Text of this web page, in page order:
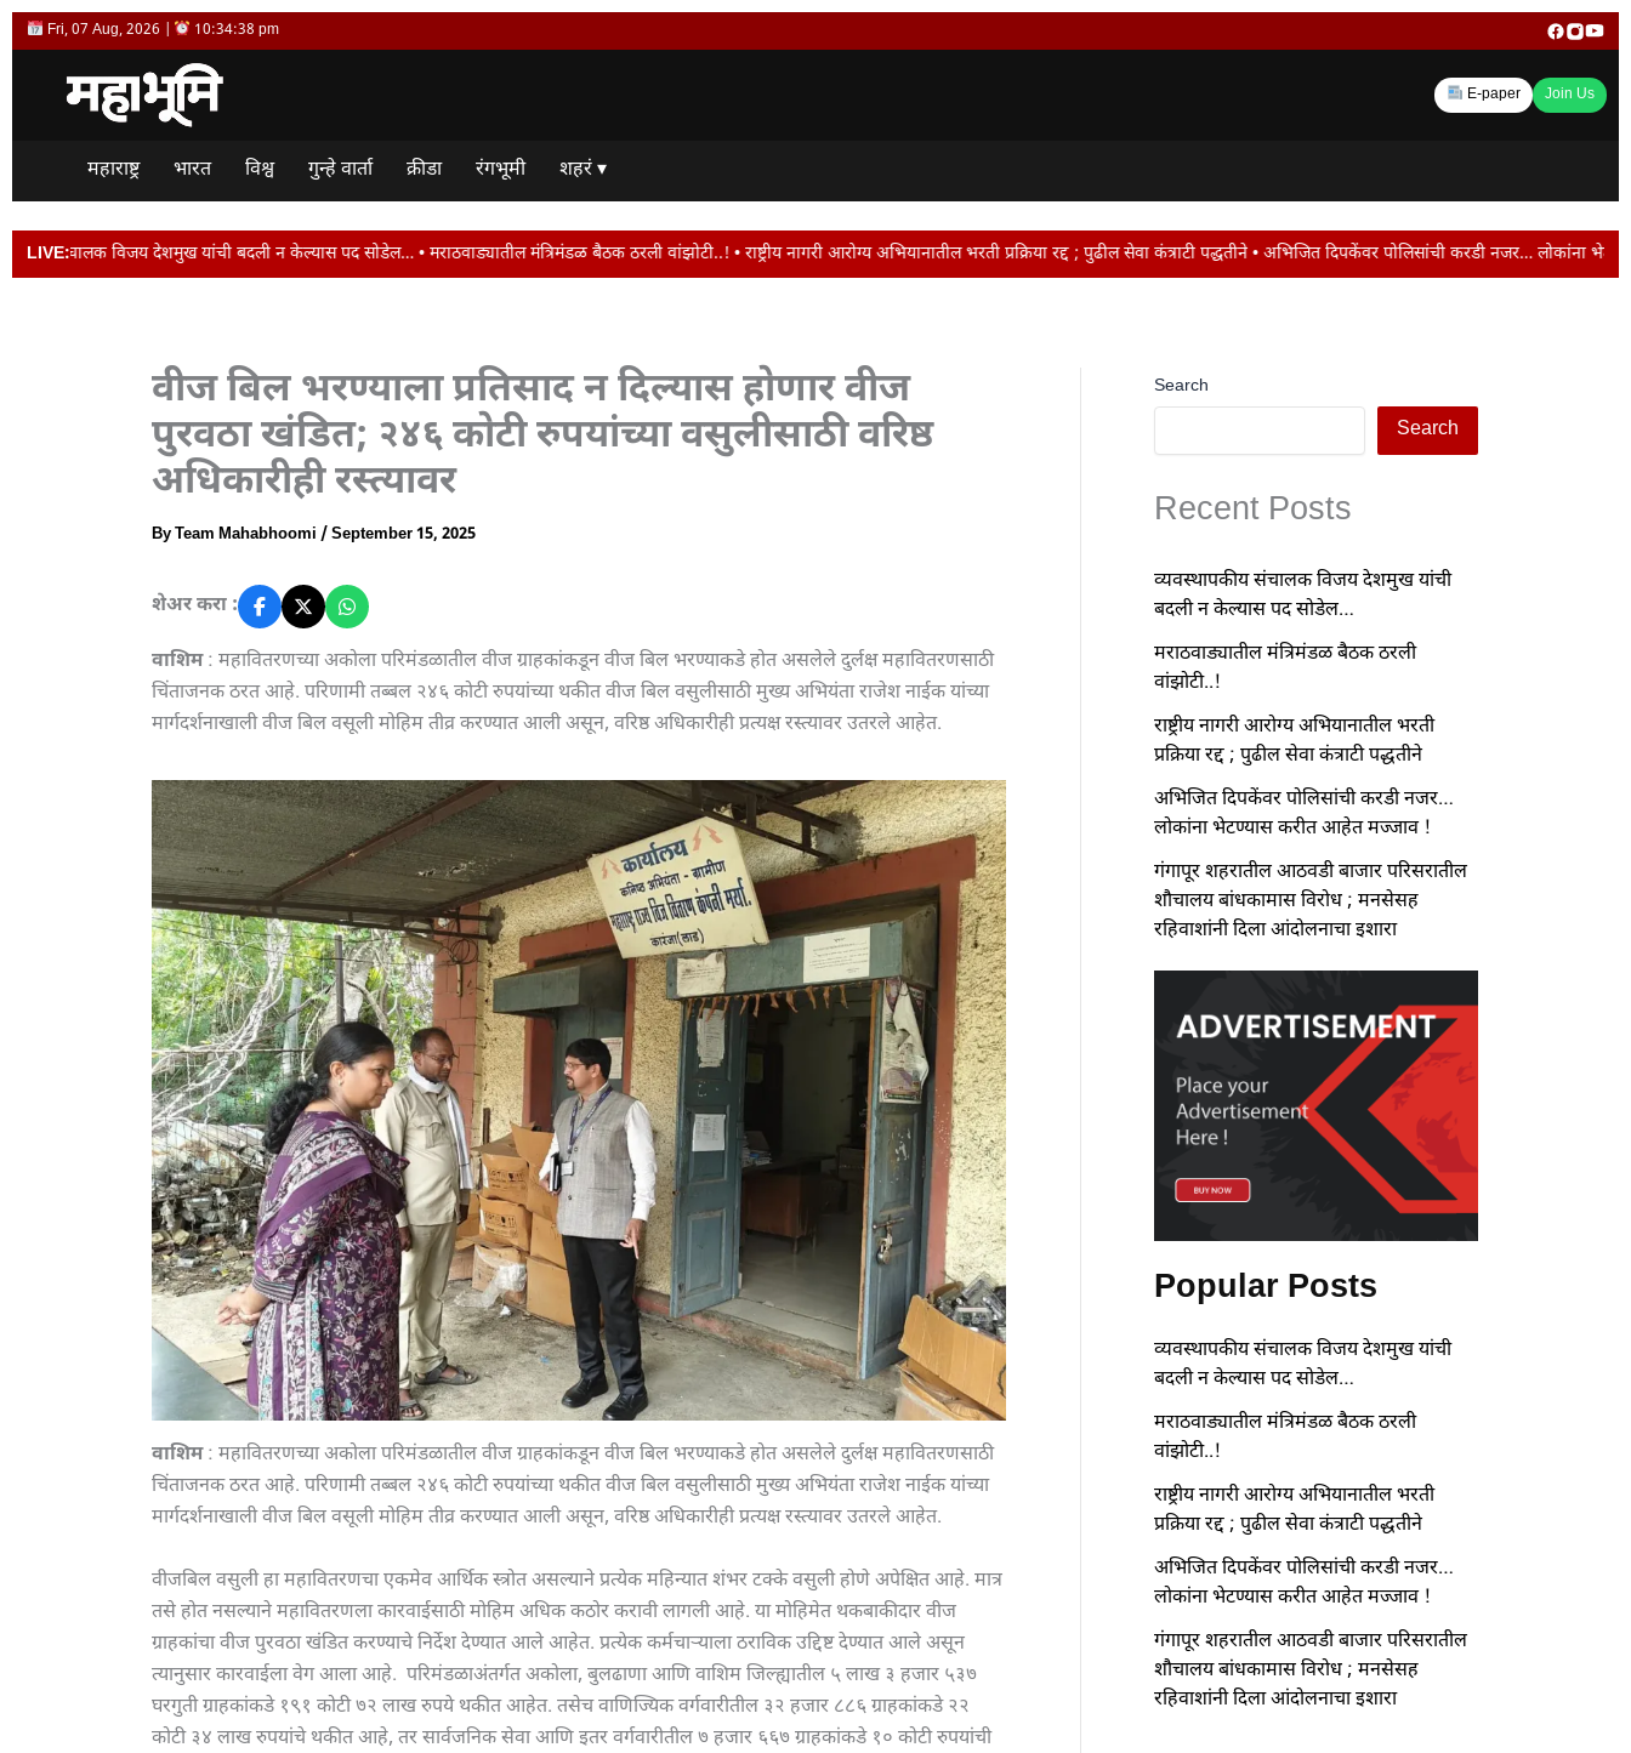
Skip
to
Fri, 07 Aug, 2026 | 10:34:39 pm
E-paper Join Us
महाराष्ट्र भारत विश्व गुन्हे वार्ता क्रीडा रंगभूमी शहरं ▾
LIVE:
यांची बदली न केल्यास पद सोडेल… • मराठवाड्यातील मंत्रिमंडळ बैठक ठरली वांझोटी..! • राष्ट्रीय नागरी आरोग्य अभियानातील भरती प्रक्रिया रद्द ; पुढील सेवा कंत्राटी पद्धतीने • अभिजित दिपकेंवर पोलिसांची करडी नजर… लोकांना भेटण्यास करीत आहेत मज्जाव
वीज बिल भरण्याला प्रतिसाद न दिल्यास होणार वीज
पुरवठा खंडित; २४६ कोटी रुपयांच्या वसुलीसाठी वरिष्ठ
अधिकारीही रस्त्यावर
ByTeam Mahabhoomi /September 15, 2025
शेअर करा :
वाशिम: महावितरणच्या अकोला परिमंडळातील वीज ग्राहकांकडून वीज बिल भरण्याकडे होत असलेले दुर्लक्ष महावितरणसाठी
चिंताजनक ठरत आहे. परिणामी तब्बल २४६ कोटी रुपयांच्या थकीत वीज बिल वसुलीसाठी मुख्य अभियंता राजेश नाईक यांच्या
मार्गदर्शनाखाली वीज बिल वसूली मोहिम तीव्र करण्यात आली असून, वरिष्ठ अधिकारीही प्रत्यक्ष रस्त्यावर उतरले आहेत.
वाशिम: महावितरणच्या अकोला परिमंडळातील वीज ग्राहकांकडून वीज बिल भरण्याकडे होत असलेले दुर्लक्ष महावितरणसाठी
चिंताजनक ठरत आहे. परिणामी तब्बल २४६ कोटी रुपयांच्या थकीत वीज बिल वसुलीसाठी मुख्य अभियंता राजेश नाईक यांच्या
मार्गदर्शनाखाली वीज बिल वसूली मोहिम तीव्र करण्यात आली असून, वरिष्ठ अधिकारीही प्रत्यक्ष रस्त्यावर उतरले आहेत.
वीजबिल वसुली हा महावितरणचा एकमेव आर्थिक स्त्रोत असल्याने प्रत्येक महिन्यात शंभर टक्के वसुली होणे अपेक्षित आहे. मात्र
तसे होत नसल्याने महावितरणला कारवाईसाठी मोहिम अधिक कठोर करावी लागली आहे. या मोहिमेत थकबाकीदार वीज
ग्राहकांचा वीज पुरवठा खंडित करण्याचे निर्देश देण्यात आले आहेत. प्रत्येक कर्मचार्‍याला ठराविक उद्दिष्ट देण्यात आले असून
त्यानुसार कारवाईला वेग आला आहे. परिमंडळाअंतर्गत अकोला, बुलढाणा आणि वाशिम जिल्ह्यातील ५ लाख ३ हजार ५३७
घरगुती ग्राहकांकडे १९१ कोटी ७२ लाख रुपये थकीत आहेत. तसेच वाणिज्यिक वर्गवारीतील ३२ हजार ८८६ ग्राहकांकडे २२
कोटी ३४ लाख रुपयांचे थकीत आहे, तर सार्वजनिक सेवा आणि इतर वर्गवारीतील ७ हजार ६६७ ग्राहकांकडे १० कोटी रुपयांची
Search
Search
Recent Posts
व्यवस्थापकीय संचालक विजय देशमुख यांची
बदली न केल्यास पद सोडेल…
मराठवाड्यातील मंत्रिमंडळ बैठक ठरली
वांझोटी..!
राष्ट्रीय नागरी आरोग्य अभियानातील भरती
प्रक्रिया रद्द ; पुढील सेवा कंत्राटी पद्धतीने
अभिजित दिपकेंवर पोलिसांची करडी नजर…
लोकांना भेटण्यास करीत आहेत मज्जाव !
गंगापूर शहरातील आठवडी बाजार परिसरातील
शौचालय बांधकामास विरोध ; मनसेसह
रहिवाशांनी दिला आंदोलनाचा इशारा
Popular Posts
व्यवस्थापकीय संचालक विजय देशमुख यांची
बदली न केल्यास पद सोडेल…
मराठवाड्यातील मंत्रिमंडळ बैठक ठरली
वांझोटी..!
राष्ट्रीय नागरी आरोग्य अभियानातील भरती
प्रक्रिया रद्द ; पुढील सेवा कंत्राटी पद्धतीने
अभिजित दिपकेंवर पोलिसांची करडी नजर…
लोकांना भेटण्यास करीत आहेत मज्जाव !
गंगापूर शहरातील आठवडी बाजार परिसरातील
शौचालय बांधकामास विरोध ; मनसेसह
रहिवाशांनी दिला आंदोलनाचा इशारा